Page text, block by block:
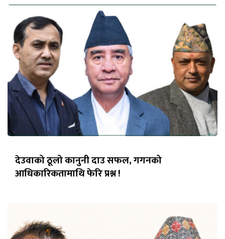
देउवाको ठूलो कानुनी दाउ सफल, गगनको
आधिकारिकतामाथि फेरि प्रश्न !